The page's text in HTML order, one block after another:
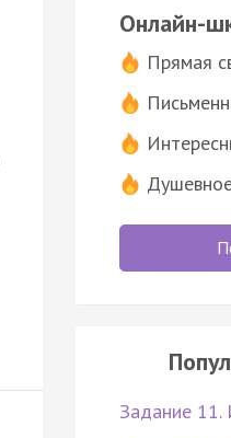
Онлайн-
Прямая
Задание 11.